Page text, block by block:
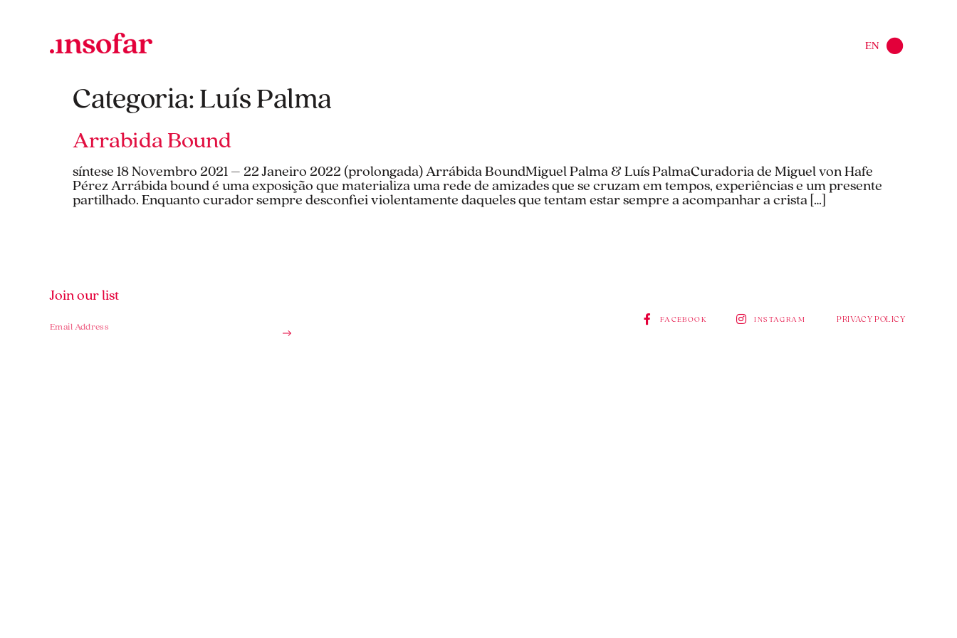
EN
Categoria:Luís Palma
Arrabida Bound
síntese 18 Novembro 2021 – 22 Janeiro 2022 (prolongada) Arrábida BoundMiguel Palma & Luís PalmaCuradoria de Miguel von Hafe
Pérez Arrábida bound é uma exposição que materializa uma rede de amizades que se cruzam em tempos, experiências e um presente
partilhado. Enquanto curador sempre desconfiei violentamente daqueles que tentam estar sempre a acompanhar a crista […]
Join our list
FACEBOOK INSTAGRAM PRIVACY POLICY